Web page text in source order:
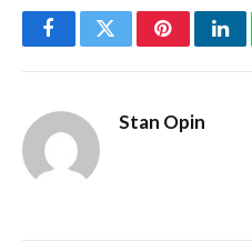
FacebookTwitterPinterest
Stan Opin